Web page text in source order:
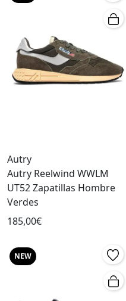
Autry
Autry Reelwind WWLM
UT52 Zapatillas Hombre
Verdes
185,00€
NEW